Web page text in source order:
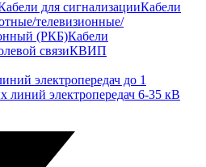
для сигнализацииКабели
телевизионные/
(РКБ)Кабели
связиКВИП
электропередач до 1
линий электропередач 6-35 кВ